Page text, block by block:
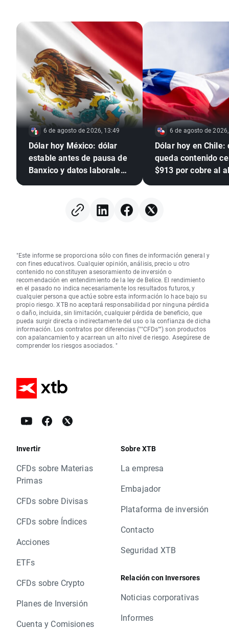
6 de agosto de 2026, 13:49
Dólar hoy México: dólar
estable antes de pausa de
Banxico y datos laborales
6 de agosto de
Dólar hoy en Chile:
queda contenido
$913 por cobre al
"Este informe se proporciona sólo con fines de información general y
con fines educativos. Cualquier opinión, análisis, precio u otro
contenido no constituyen asesoramiento de inversión o
recomendación en entendimiento de la ley de Belice. El rendimiento
en el pasado no indica necesariamente los resultados futuros, y
cualquier persona que actúe sobre esta información lo hace bajo su
propio riesgo. XTB no aceptará responsabilidad por ninguna pérdida
o daño, incluida, sin limitación, cualquier pérdida de beneficio, que
pueda surgir directa o indirectamente del uso o la confianza de dicha
información. Los contratos por diferencias (""CFDs"") son productos
con apalancamiento y acarrean un alto nivel de riesgo. Asegúrese de
comprender los riesgos asociados. "
Invertir
CFDs sobre Materias
Primas
CFDs sobre Divisas
CFDs sobre Índices
Acciones
ETFs
CFDs sobre Crypto
Planes de Inversión
Cuenta y Comisiones
Sobre XTB
La empresa
Embajador
Plataforma de inversión
Contacto
Seguridad XTB
Relación con Inversores
Noticias corporativas
Informes